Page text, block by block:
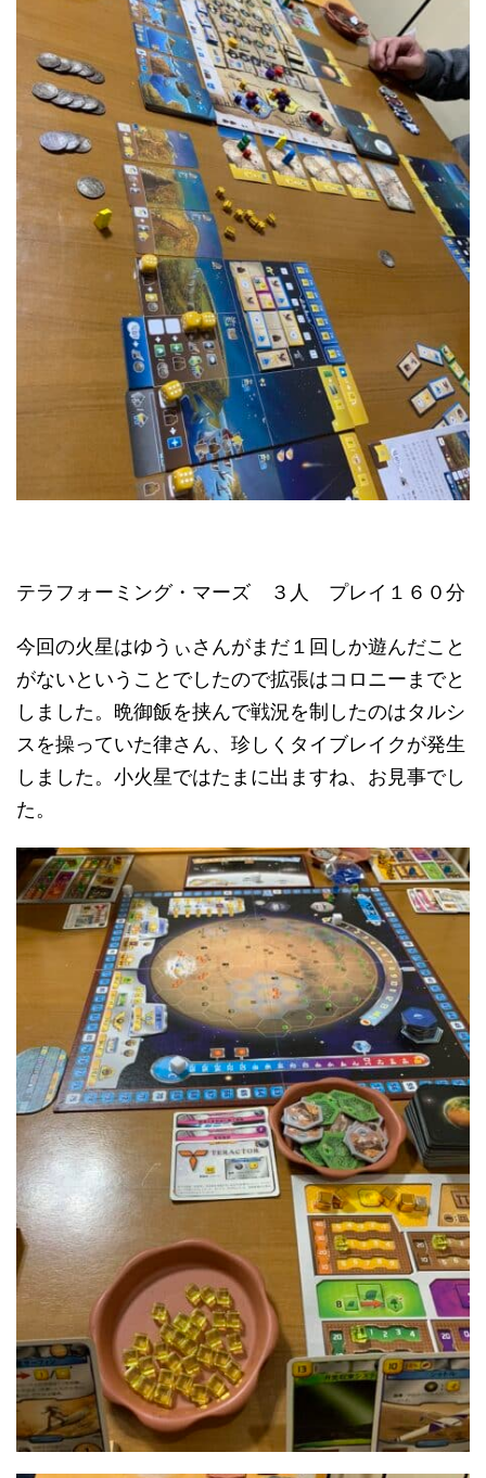
テラフォーミング・マーズ ３人 プレイ１６０分
今回の火星はゆうぃさんがまだ１回しか遊んだこと
がないということでしたので拡張はコロニーまでと
しました。晩御飯を挟んで戦況を制したのはタルシ
スを操っていた律さん、珍しくタイブレイクが発生
しました。小火星ではたまに出ますね、お見事でし
た。